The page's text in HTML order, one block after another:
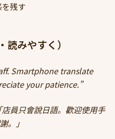
残す
みやすく）
Smartphone translate
your patience.”
店員只會說日語。歡迎使用手
。」